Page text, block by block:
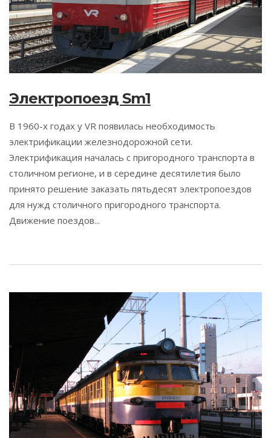
Электропоезд Sm1
В 1960-х годах у VR появилась необходимость
электрификации железнодорожной сети.
Электрификация началась с пригородного транспорта в
столичном регионе, и в середине десятилетия было
принято решение заказать пятьдесят электропоездов
для нужд столичного пригородного транспорта.
Движение поездов...